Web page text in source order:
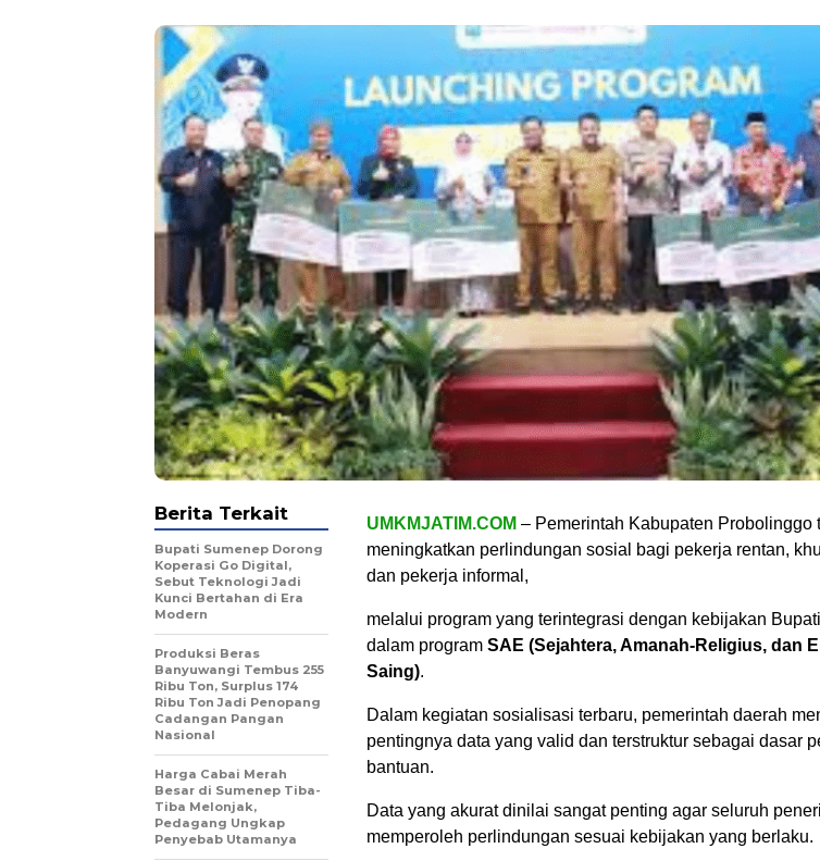
UMKMJATIM.COM – Pemerintah Kabupaten Probolinggo
meningkatkan perlindungan sosial bagi pekerja rentan,
dan pekerja informal,
melalui program yang terintegrasi dengan kebijakan
dalam program SAE (Sejahtera, Amanah-Religius, dan
Saing).
Dalam kegiatan sosialisasi terbaru, pemerintah daerah
pentingnya data yang valid dan terstruktur sebagai dasar
bantuan.
Data yang akurat dinilai sangat penting agar seluruh
memperoleh perlindungan sesuai kebijakan yang berlaku.
Berita Terkait
Bupati Sumenep Dorong
Koperasi Go Digital,
Sebut Teknologi Jadi
Kunci Bertahan di Era
Modern
Produksi Beras
Banyuwangi Tembus 255
Ribu Ton, Surplus 174
Ribu Ton Jadi Penopang
Cadangan Pangan
Nasional
Harga Cabai Merah
Besar di Sumenep Tiba-
Tiba Melonjak,
Pedagang Ungkap
Penyebab Utamanya